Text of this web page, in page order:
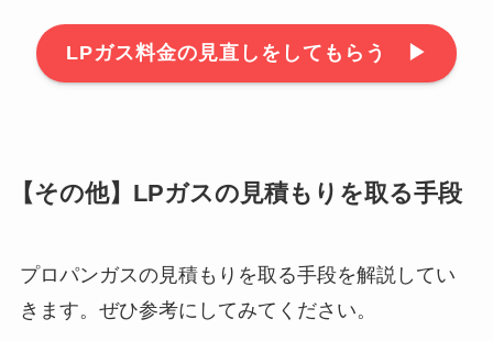
LPガス料金の見直しをしてもらう ▶︎
【その他】LPガスの見積もりを取る手段
プロパンガスの見積もりを取る手段を解説してい
きます。ぜひ参考にしてみてください。